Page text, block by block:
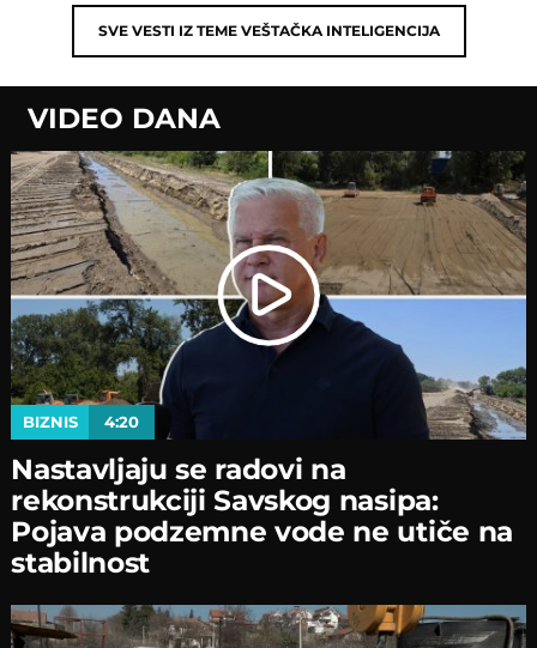
SVE VESTI IZ TEME VEŠTAČKA INTELIGENCIJA
VIDEO DANA
BIZNIS 4:20
Nastavljaјu se radovi na
rekonstrukciјi Savskog nasipa:
Poјava podzemne vode ne utiče na
stabilnost